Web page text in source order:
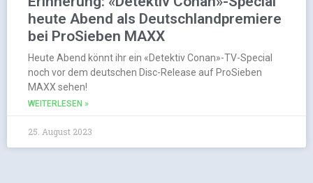
heute Abend als Deutschlandpremiere
bei ProSieben MAXX
Heute Abend könnt ihr ein «Detektiv Conan»-TV-Special
noch vor dem deutschen Disc-Release auf ProSieben
MAXX sehen!
WEITERLESEN »
25. August 2023